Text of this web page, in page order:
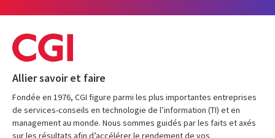
Allier savoir et faire
Fondée en 1976, CGI figure parmi les plus importantes entreprises
de services-conseils en technologie de l’information (TI) et en
management au monde. Nous sommes guidés par les faits et axés
sur les résultats afin d’accélérer le rendement de vos